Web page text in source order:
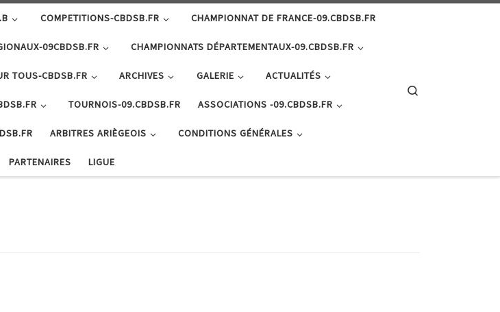
COMPETITIONS-CBDSB.FR CHAMPIONNAT DE FRANCE-09.CBDSB.FR
09CBDSB.FR CHAMPIONNATS DÉPARTEMENTAUX-09.CBDSB.FR
TOUS-CBDSB.FR ARCHIVES GALERIE ACTUALITÉS
TOURNOIS-09.CBDSB.FR ASSOCIATIONS -09.CBDSB.FR
ARBITRES ARIÈGEOIS CONDITIONS GÉNÉRALES
PARTENAIRES LIGUE